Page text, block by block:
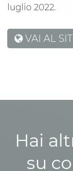
luglio 2022.
VAI AL
Hai
su